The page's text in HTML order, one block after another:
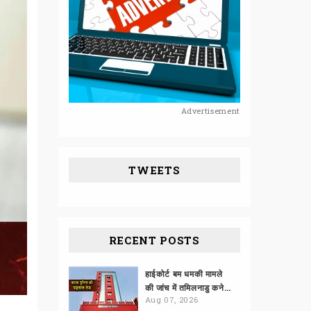
Advertisement
TWEETS
RECENT POSTS
हाईकोर्ट बम धमकी मामले
की जांच में तमिलनाडु कनेक्शन
Aug 07, 2026